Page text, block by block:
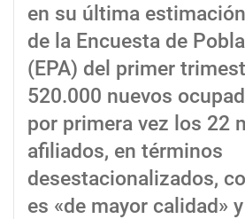
en su última
de la Encuesta de
(EPA) del primer
520.000 nuevos
por primera vez los 22
afiliados, en términos
desestacionalizados,
es «de mayor calidad»